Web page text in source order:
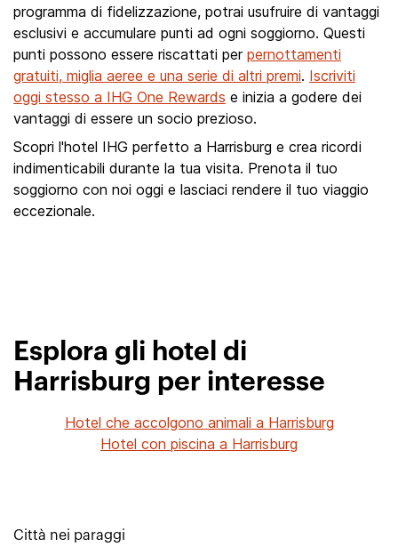
programma di fidelizzazione, potrai usufruire di vantaggi
esclusivi e accumulare punti ad ogni soggiorno. Questi
punti possono essere riscattati per pernottamenti
gratuiti, miglia aeree e una serie di altri premi. Iscriviti
oggi stesso a IHG One Rewards e inizia a godere dei
vantaggi di essere un socio prezioso.
Scopri l'hotel IHG perfetto a Harrisburg e crea ricordi
indimenticabili durante la tua visita. Prenota il tuo
soggiorno con noi oggi e lasciaci rendere il tuo viaggio
eccezionale.
Esplora gli hotel di
Harrisburg per interesse
Hotel che accolgono animali a Harrisburg
Hotel con piscina a Harrisburg
Città nei paraggi